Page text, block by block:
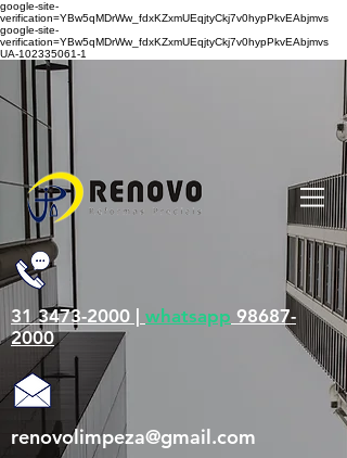
google-site-
verification=YBw5qMDrWw_fdxKZxmUEqjtyCkj7v0hypPkvEAbjmvs
google-site-
verification=YBw5qMDrWw_fdxKZxmUEqjtyCkj7v0hypPkvEAbjmvs
UA-102335061-1
31 3473-2000 | whatsapp 98687-
2000
renovolimpeza@gmail.com